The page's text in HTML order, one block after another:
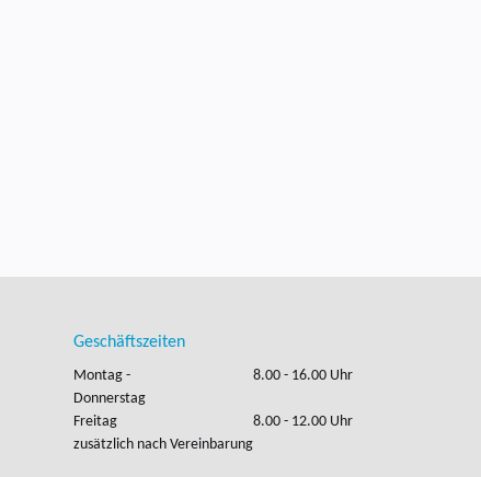
Geschäftszeiten
Montag -
Donnerstag
8.00 - 16.00 Uhr
Freitag
8.00 - 12.00 Uhr
zusätzlich nach Vereinbarung